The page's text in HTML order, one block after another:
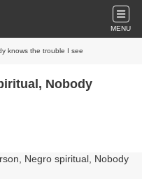
MENU
knows the trouble I see
Nobody